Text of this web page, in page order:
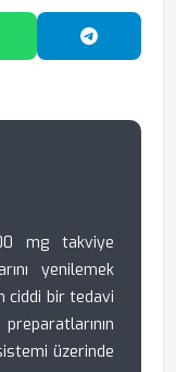
Paylaş
mg takviye
yenilemek
ciddi bir tedavi
üzerinde